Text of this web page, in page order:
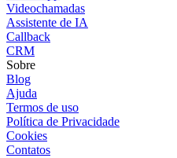
Videochamadas
Assistente de IA
Callback
CRM
Sobre
Blog
Ajuda
Termos de uso
Política de Privacidade
Cookies
Contatos